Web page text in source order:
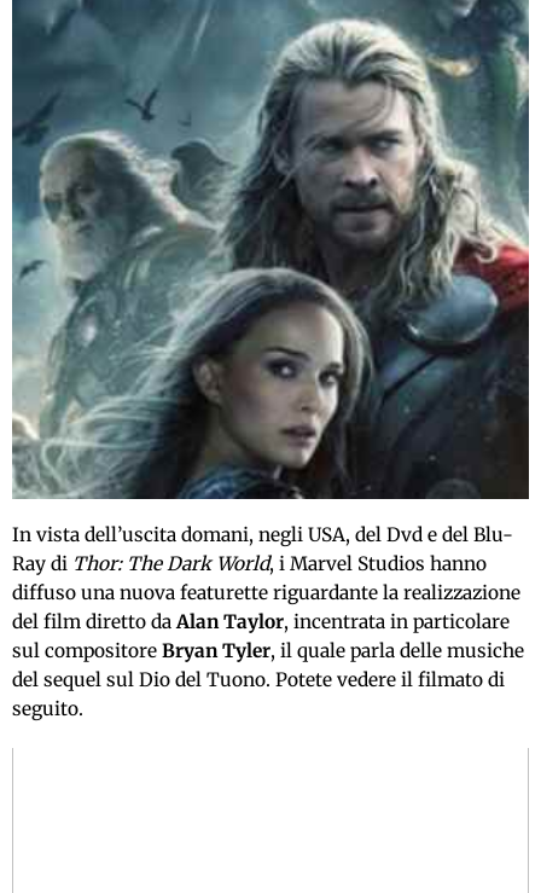
In vista dell’uscita domani, negli USA, del Dvd e del Blu-
Ray di Thor: The Dark World, i Marvel Studios hanno
diffuso una nuova featurette riguardante la realizzazione
del film diretto daAlan Taylor, incentrata in particolare
sul compositore Bryan Tyler, il quale parla delle musiche
del sequel sul Dio del Tuono. Potete vedere il filmato di
seguito.